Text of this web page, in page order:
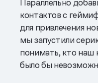
Параллельно
контактов с
для привлечения
мы запустили
понимать, кто наш
было бы